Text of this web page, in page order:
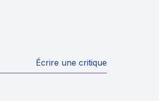
Écrire une critique